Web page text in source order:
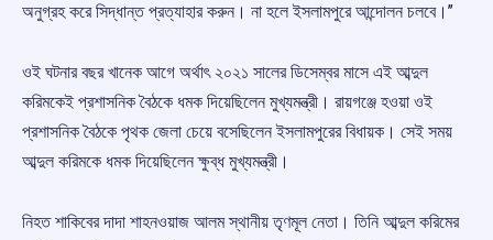
অনুগ্রহ করে সিদ্ধান্ত প্রত্যাহার করুন। না হলে ইসলামপুরে আন্দোলন চলবে।’’
ওই ঘটনার বছর খানেক আগে অর্থাৎ ২০২১ সালের ডিসেম্বর মাসে এই আব্দুল
করিমকেই প্রশাসনিক বৈঠকে ধমক দিয়েছিলেন মুখ্যমন্ত্রী। রায়গঞ্জে হওয়া ওই
প্রশাসনিক বৈঠকে পৃথক জেলা চেয়ে বসেছিলেন ইসলামপুরের বিধায়ক। সেই সময়
আব্দুল করিমকে ধমক দিয়েছিলেন ক্ষুব্ধ মুখ্যমন্ত্রী।
নিহত শাকিবের দাদা শাহনওয়াজ আলম স্থানীয় তৃণমূল নেতা। তিনি আব্দুল করিমের